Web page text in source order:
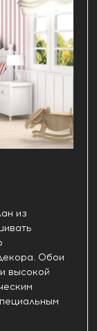
из
Обои
высокой